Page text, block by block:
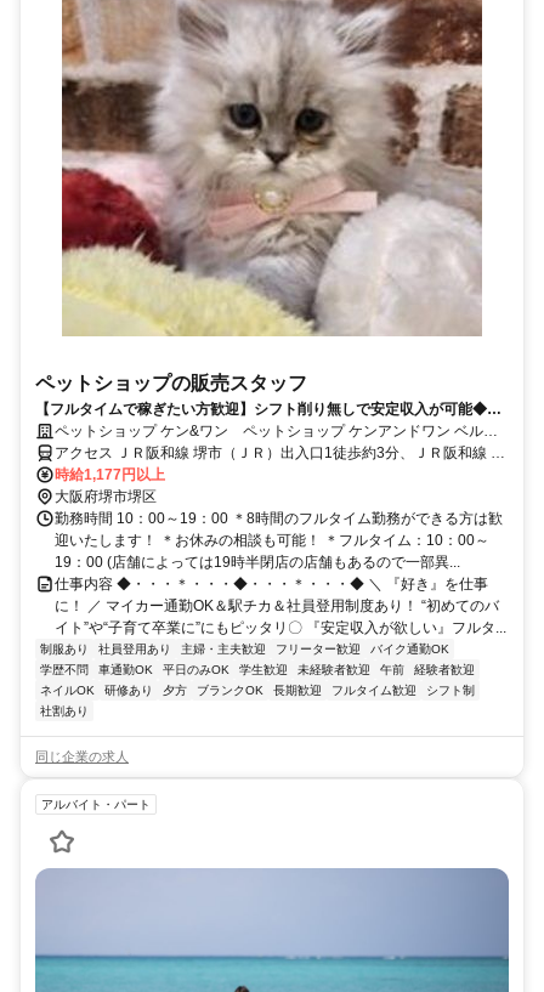
ペットショップの販売スタッフ
【フルタイムで稼ぎたい方歓迎】シフト削り無しで安定収入が可能◆社
割など充実の福利厚生！
ペットショップ ケン&ワン ペットショップ ケンアンドワン ベルマ
ージュ堺店
アクセス ＪＲ阪和線 堺市（ＪＲ）出入口1徒歩約3分、ＪＲ阪和線 浅
香徒歩約15分、南海高野線 堺東（南海高野線）北出口(北東口)徒歩約
18分 堺市駅より徒歩1分 ＊駅チカ
時給1,177円以上
大阪府堺市堺区
勤務時間 10：00～19：00 ＊8時間のフルタイム勤務ができる方は歓
迎いたします！ ＊お休みの相談も可能！ ＊フルタイム：10：00～
19：00 (店舗によっては19時半閉店の店舗もあるので一部異...
仕事内容 ◆・・・＊・・・◆・・・＊・・・◆ ＼ 『好き』を仕事
に！ ／ マイカー通勤OK＆駅チカ＆社員登用制度あり！ “初めてのバ
イト”や“子育て卒業に”にもピッタリ〇 『安定収入が欲しい』フルタ...
制服あり 社員登用あり 主婦・主夫歓迎 フリーター歓迎
バイク通勤OK
学歴不問
車通勤OK 平日のみOK 学生歓迎 未経験者歓迎 午前
経験者歓迎
ネイルOK
研修あり 夕方 ブランクOK 長期歓迎 フルタイム歓迎
シフト制
社割あり
同じ企業の求人
アルバイト・パート